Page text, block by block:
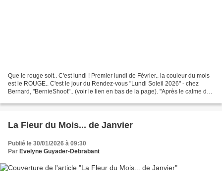
Que le rouge soit.. C'est lundi ! Premier lundi de Février.. la couleur du mois
est le ROUGE.. C'est le jour du Rendez-vous "Lundi Soleil 2026" - chez
Bernard, "BernieShoot".. (voir le lien en bas de la page). "Après le calme du
La Fleur du Mois... de Janvier
Publié le 30/01/2026 à 09:30
Par Evelyne Guyader-Debrabant